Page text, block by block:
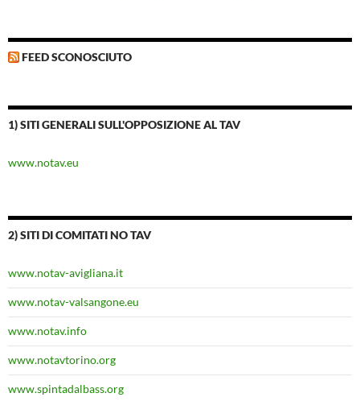
FEED SCONOSCIUTO
1) SITI GENERALI SULL'OPPOSIZIONE AL TAV
www.notav.eu
2) SITI DI COMITATI NO TAV
www.notav-avigliana.it
www.notav-valsangone.eu
www.notav.info
www.notavtorino.org
www.spintadalbass.org